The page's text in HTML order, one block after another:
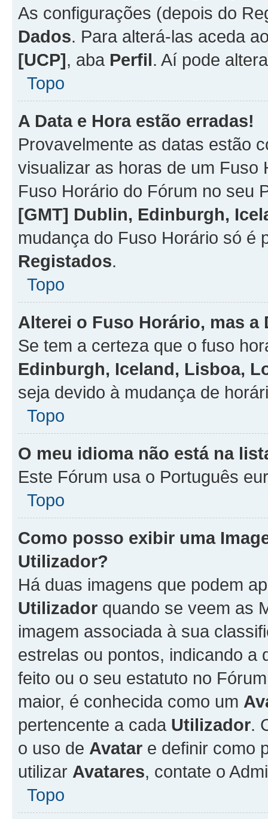
As configurações (depois do
Dados. Para alterá-las aceda
[UCP], aba Perfil. Aí pode
Topo
A Data e Hora estão erradas!
Provavelmente as datas estão
visualizar as horas de um Fuso
Fuso Horário do Fórum no seu
[GMT] Dublin, Edinburgh,
mudança do Fuso Horário só é
Registados.
Topo
Alterei o Fuso Horário, mas a
Se tem a certeza que o fuso
Edinburgh, Iceland, Lisboa,
seja devido à mudança de
Topo
O meu idioma não está na
Este Fórum usa o Português
Topo
Como posso exibir uma
Utilizador?
Há duas imagens que podem
Utilizador quando se veem as
imagem associada à sua
estrelas ou pontos, indicando a
feito ou o seu estatuto no
maior, é conhecida como um
pertencente a cada Utilizador.
o uso de Avatar e definir como
utilizar Avatares, contate o
Topo